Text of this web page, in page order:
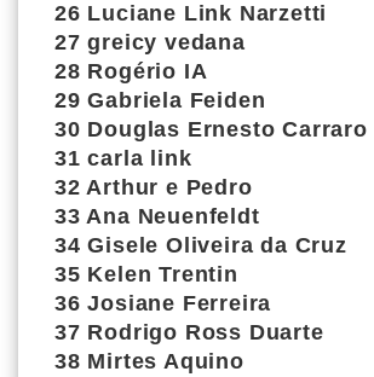
26 Luciane Link Narzetti
27 greicy vedana
28 Rogério IA
29 Gabriela Feiden
30 Douglas Ernesto Carraro
31 carla link
32 Arthur e Pedro
33 Ana Neuenfeldt
34 Gisele Oliveira da Cruz
35 Kelen Trentin
36 Josiane Ferreira
37 Rodrigo Ross Duarte
38 Mirtes Aquino